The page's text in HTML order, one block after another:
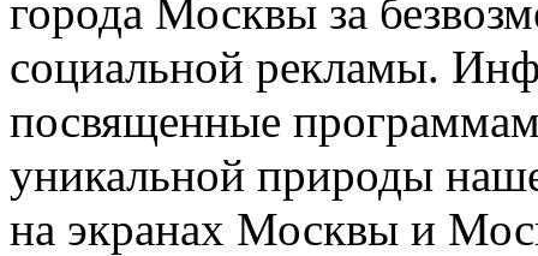
города Москвы за
социальной рекламы.
посвященные
уникальной природы
на экранах Москвы и